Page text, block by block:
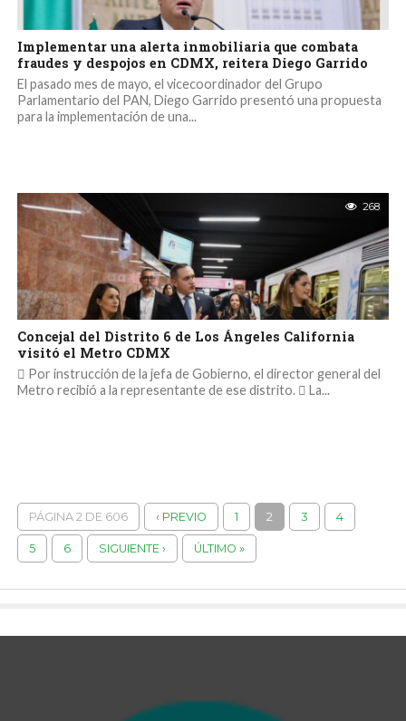
Implementar una alerta inmobiliaria que combata
fraudes y despojos en CDMX, reitera Diego Garrido
El pasado mes de mayo, el vicecoordinador del Grupo
Parlamentario del PAN, Diego Garrido presentó una propuesta
para la implementación de una...
268
Concejal del Distrito 6 de Los Ángeles California
visitó el Metro CDMX
 Por instrucción de la jefa de Gobierno, el director general del
Metro recibió a la representante de ese distrito.  La...
PÁGINA 2 DE 606 ‹ PREVIO 1 2 3 4
5 6 SIGUIENTE › ÚLTIMO »